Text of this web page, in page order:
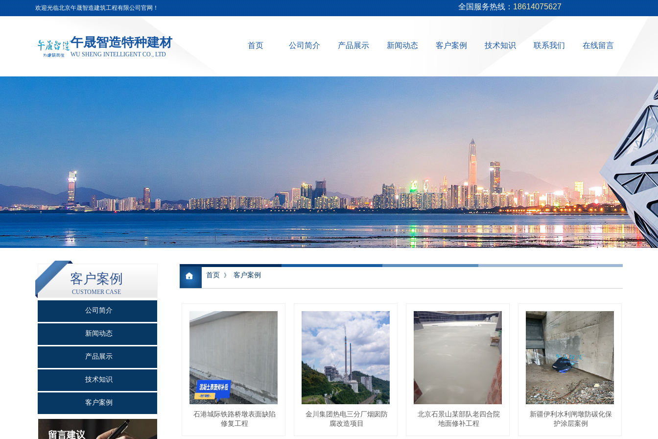
全国服务热线：18614075627
首页 公司简介 产品展示 新闻动态 客户案例 技术知识 联系我们 在线留言
欢迎光临北京午晟智造建筑工程有限公司官网！
午晟智造特种建材
WU SHENG INTELLIGENT CO., LTD
客户案例
CUSTOMER CASE
首页 》 客户案例
公司简介
新闻动态
产品展示
技术知识
客户案例
石港城际铁路桥墩表面缺陷
修复工程
金川集团热电三分厂烟囱防
腐改造项目
‌北京石景山某部队老四合院
地面修补工程
新疆伊利水利闸墩防碳化保
护涂层案例
留言建议